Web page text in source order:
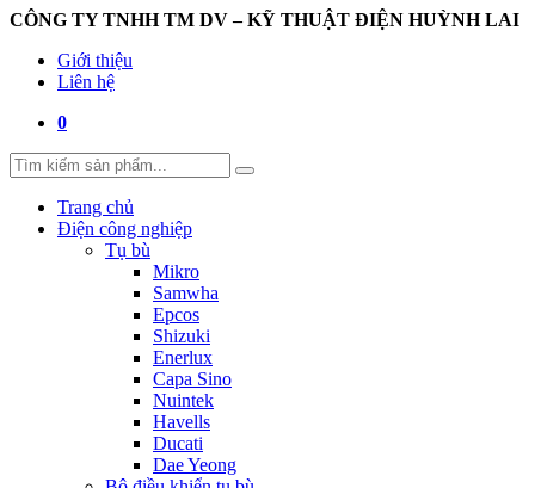
CÔNG TY TNHH TM DV – KỸ THUẬT ĐIỆN HUỲNH LAI
Giới thiệu
Liên hệ
0
Trang chủ
Điện công nghiệp
Tụ bù
Mikro
Samwha
Epcos
Shizuki
Enerlux
Capa Sino
Nuintek
Havells
Ducati
Dae Yeong